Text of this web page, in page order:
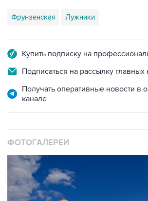
Фрунзенская Лужники
Купить подписку на
Подписаться на рассылку главных
Получать оперативные новости в
канале
ФОТОГАЛЕРЕИ